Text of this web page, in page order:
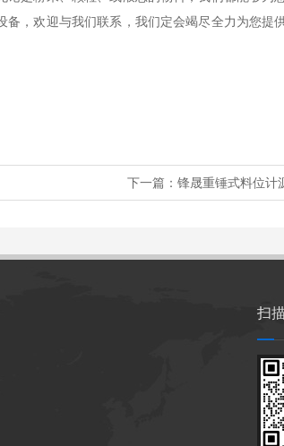
，欢迎与我们联系，我们定会竭尽全力为您提
下一篇： 锋晟​重锤式料位计
扫